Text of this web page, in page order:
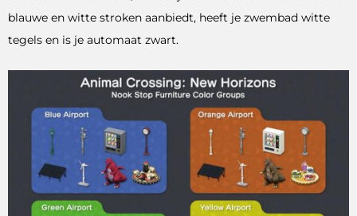
blauwe en witte stroken aanbiedt, heeft je zwembad witte
tegels en is je automaat zwart.